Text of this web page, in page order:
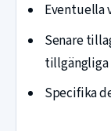
Eventuella
Senare
Specifika